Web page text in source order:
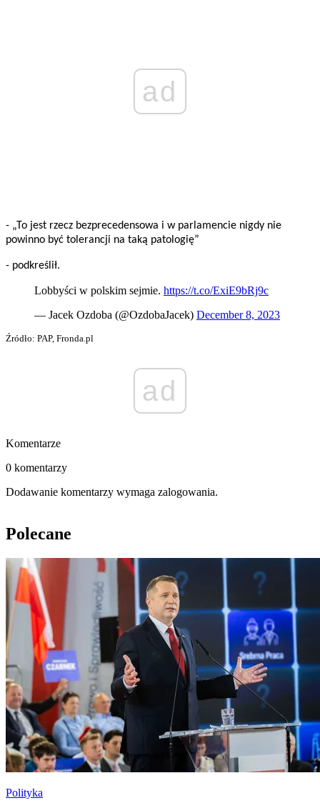
ad
- „To jest rzecz bezprecedensowa i w parlamencie nigdy nie
powinno być tolerancji na taką patologię”
- podkreślił.
Lobbyści w polskim sejmie. https://t.co/ExiE9bRj9c
— Jacek Ozdoba (@OzdobaJacek) December 8, 2023
Źródło: PAP, Fronda.pl
ad
Komentarze
0 komentarzy
Dodawanie komentarzy wymaga zalogowania.
Polecane
Polityka